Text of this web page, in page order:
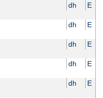
dh E
dh E
dh E
dh E
dh E